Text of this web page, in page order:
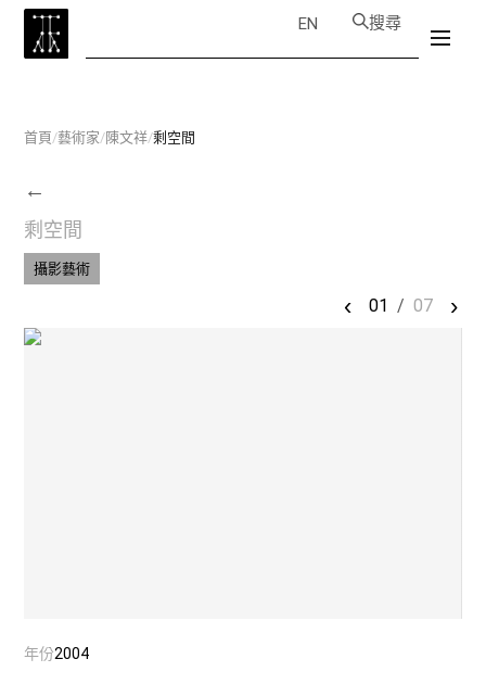
EN 搜尋
首頁/藝術家/陳文祥/剩空間
←
剩空間
攝影藝術
‹ 01 / 07 ›
年份2004